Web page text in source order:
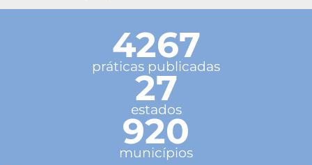
4267
práticas publicadas
27
estados
920
municípios